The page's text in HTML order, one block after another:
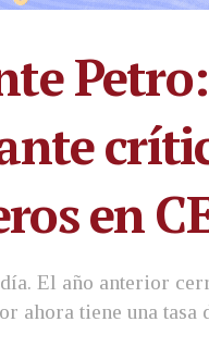
en
El año anterior
ahora tiene una